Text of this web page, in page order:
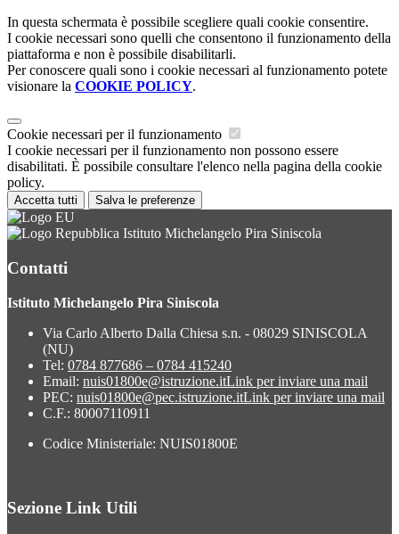
In questa schermata è possibile scegliere quali cookie consentire.
I cookie necessari sono quelli che consentono il funzionamento della
piattaforma e non è possibile disabilitarli.
Per conoscere quali sono i cookie necessari al funzionamento potete
visionare la COOKIE POLICY.
Cookie necessari per il funzionamento
I cookie necessari per il funzionamento non possono essere
disabilitati. È possibile consultare l'elenco nella pagina della cookie
policy.
Accetta tutti Salva le preferenze
Istituto Michelangelo Pira Siniscola
Contatti
Istituto Michelangelo Pira Siniscola
Via Carlo Alberto Dalla Chiesa s.n. - 08029 SINISCOLA
(NU)
Tel: 0784 877686 – 0784 415240
Email: nuis01800e@istruzione.itLink per inviare una mail
PEC: nuis01800e@pec.istruzione.itLink per inviare una mail
C.F.: 80007110911
Codice Ministeriale: NUIS01800E
Sezione Link Utili